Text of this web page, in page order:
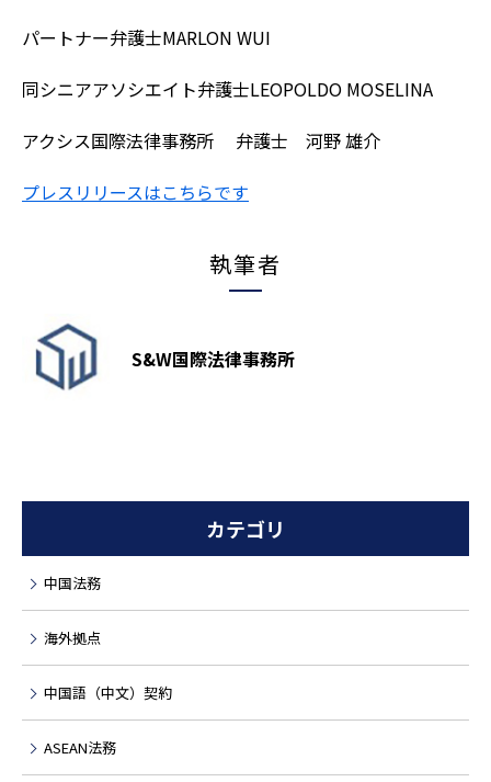
パートナー弁護士MARLON WUI
同シニアアソシエイト弁護士LEOPOLDO MOSELINA
アクシス国際法律事務所 弁護士 河野 雄介
プレスリリースはこちらです
執筆者
S&W国際法律事務所
カテゴリ
中国法務
海外拠点
中国語（中文）契約
ASEAN法務